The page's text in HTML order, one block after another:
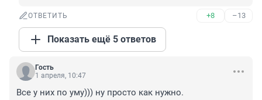
ОТВЕТИТЬ +8 –13
Показать ещё 5 ответов
Гость
1 апреля, 10:47
Все у них по уму))) ну просто как нужно.